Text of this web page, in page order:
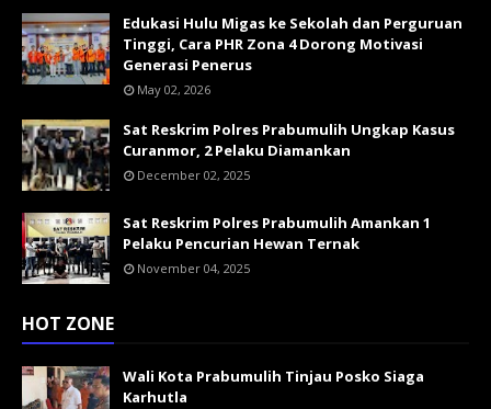
Edukasi Hulu Migas ke Sekolah dan Perguruan
Tinggi, Cara PHR Zona 4 Dorong Motivasi
Generasi Penerus
May 02, 2026
Sat Reskrim Polres Prabumulih Ungkap Kasus
Curanmor, 2 Pelaku Diamankan
December 02, 2025
Sat Reskrim Polres Prabumulih Amankan 1
Pelaku Pencurian Hewan Ternak
November 04, 2025
HOT ZONE
Wali Kota Prabumulih Tinjau Posko Siaga
Karhutla